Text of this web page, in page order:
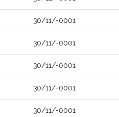
30/11/-0001
30/11/-0001
30/11/-0001
30/11/-0001
30/11/-0001